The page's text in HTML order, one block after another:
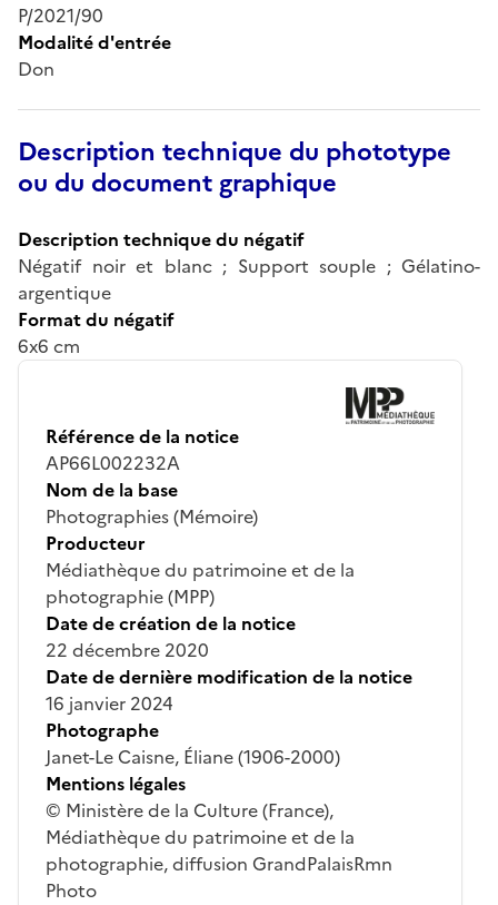
P/2021/90
Modalité d'entrée
Don
Description technique du phototype
ou du document graphique
Description technique du négatif
Négatif noir et blanc ; Support souple ; Gélatino-
argentique
Format du négatif
6x6 cm
Référence de la notice
AP66L002232A
Nom de la base
Photographies (Mémoire)
Producteur
Médiathèque du patrimoine et de la
photographie (MPP)
Date de création de la notice
22 décembre 2020
Date de dernière modification de la notice
16 janvier 2024
Photographe
Janet-Le Caisne, Éliane (1906-2000)
Mentions légales
© Ministère de la Culture (France),
Médiathèque du patrimoine et de la
photographie, diffusion GrandPalaisRmn
Photo